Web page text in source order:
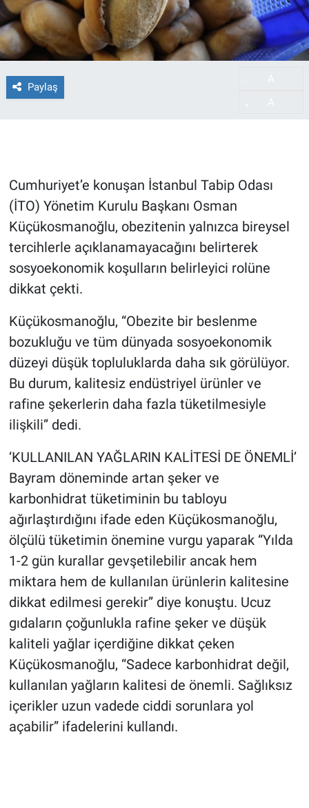
Paylaş
Cumhuriyet’e konuşan İstanbul Tabip Odası
(İTO) Yönetim Kurulu Başkanı Osman
Küçükosmanoğlu, obezitenin yalnızca bireysel
tercihlerle açıklanamayacağını belirterek
sosyoekonomik koşulların belirleyici rolüne
dikkat çekti.
Küçükosmanoğlu, “Obezite bir beslenme
bozukluğu ve tüm dünyada sosyoekonomik
düzeyi düşük topluluklarda daha sık görülüyor.
Bu durum, kalitesiz endüstriyel ürünler ve
rafine şekerlerin daha fazla tüketilmesiyle
ilişkili” dedi.
‘KULLANILAN YAĞLARIN KALİTESİ DE ÖNEMLİ’
Bayram döneminde artan şeker ve
karbonhidrat tüketiminin bu tabloyu
ağırlaştırdığını ifade eden Küçükosmanoğlu,
ölçülü tüketimin önemine vurgu yaparak “Yılda
1-2 gün kurallar gevşetilebilir ancak hem
miktara hem de kullanılan ürünlerin kalitesine
dikkat edilmesi gerekir” diye konuştu. Ucuz
gıdaların çoğunlukla rafine şeker ve düşük
kaliteli yağlar içerdiğine dikkat çeken
Küçükosmanoğlu, “Sadece karbonhidrat değil,
kullanılan yağların kalitesi de önemli. Sağlıksız
içerikler uzun vadede ciddi sorunlara yol
açabilir” ifadelerini kullandı.